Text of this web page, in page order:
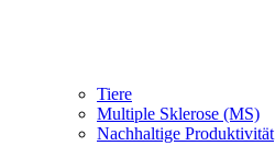
Tiere
Multiple Sklerose (MS)
Nachhaltige Produktivität